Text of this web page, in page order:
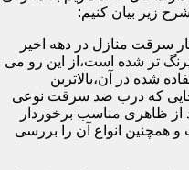
شرح زیر بیان کنیم:
سرقت منازل در دهه اخیر
تر شده است،از این رو می
شده در آن،بالاترین
که درب ضد سرقت نوعی
ظاهری مناسب برخوردار
همچنین انواع آن را بررسی